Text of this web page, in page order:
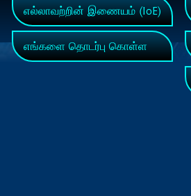
எல்லாவற்றின் இணையம் (IoE)
எங்களை தொடர்பு கொள்ள